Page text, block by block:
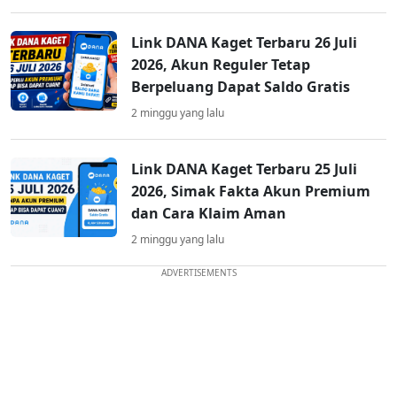
Link DANA Kaget Terbaru 26 Juli
2026, Akun Reguler Tetap
Berpeluang Dapat Saldo Gratis
2 minggu yang lalu
Link DANA Kaget Terbaru 25 Juli
2026, Simak Fakta Akun Premium
dan Cara Klaim Aman
2 minggu yang lalu
ADVERTISEMENTS